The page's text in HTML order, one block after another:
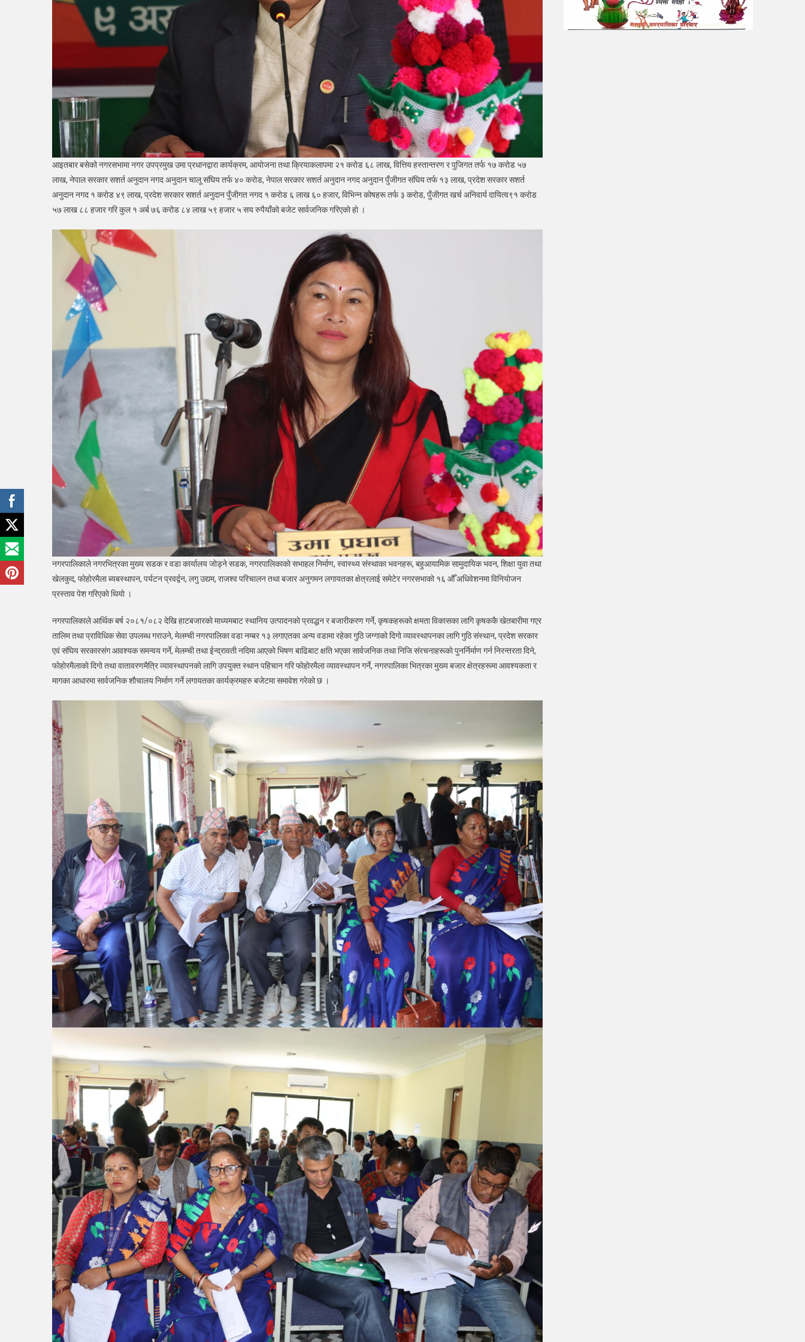
आइतबार बसेको नगरसभामा नगर उपप्रमुख उमा प्रधानद्वारा कार्यक्रम, आयाेजना तथा क्रियाकलापमा २१ कराेड ६८ लाख, वित्तिय हस्तान्तरण र पुजिगत तर्फ १७ कराेड ५७
लाख, नेपाल सरकार सशर्त अनुदान नगद अनुदान चालू संघिय तर्फ ४० कराेड, नेपाल सरकार सशर्त अनुदान नगद अनुदान पुँजीगत संघिय तर्फ १३ लाख, प्रदेश सरकार सशर्त
अनुदान नगद १ कराेड ४९ लाख, प्रदेश सरकार सशर्त अनुदान पुँजीगत नगद १ कराेड ६ लाख ६० हजार, विभिन्न काेषहरू तर्फ ३ कराेड, पुँजीगत खर्च अनिवार्य दायित्व९१ कराेड
५७ लाख ८८ हजार गरि कुल १ अर्ब ७६ करोड ८४ लाख ५९ हजार ५ सय रुपैयाँको बजेट सार्वजनिक गरिएकाे हाे ।
नगरपालिकाले नगरभित्रका मुख्य सडक र वडा कार्यालय जाेड्ने सडक, नगरपालिकाकाे सभाहल निर्माण, स्वास्थ्य संस्थाका भवनहरू, बहुआयामिक सामुदायिक भवन, शिक्षा युवा तथा
खेलकुद, फाेहाेरमैला ब्यबस्थापन, पर्यटन प्रवर्द्वन, लगु उद्यम, राजश्व परिचालन तथा बजार अनुगमन लगायतका क्षेत्रलाई समेटेर नगरसभाकाे १६ औँ अधिवेशनमा विनियाेजन
प्रस्ताव पेश गरिएकाे थियाे ।
नगरपालिकाले आर्थिक बर्ष २०८१/०८२ देखि हाटबजारकाे माध्यमबाट स्थानिय उत्पादनकाे प्रवद्धन र बजारीकरण गर्ने, कृषकहरूकाे क्षमता विकासका लागि कृषककै खेतबारीमा गएर
तालिम तथा प्राविधिक सेवा उपलब्ध गराउने, मेलम्ची नगरपालिका वडा नम्बर १३ लगाएतका अन्य वडामा रहेका गुठि जग्गाको दिगाे व्यावस्थापनका लागि गुठि संस्थान, प्रदेश सरकार
एवं संघिय सरकारसंग आवश्यक समन्वय गर्ने, मेलम्ची तथा ईन्द्रावती नदिमा आएकाे भिषण बाढिबाट क्षति भएका सार्वजनिक तथा निजि संरचनाहरूकाे पुनर्निर्माण गर्न निरन्तरता दिने,
फाेहाेरमैलाकाे दिगाे तथा वातावरणमैत्रि व्यावस्थापनकाे लागि उपयुक्त स्थान पहिचान गरि फाेहाेरमैला व्यावस्थापन गर्ने, नगरपालिका भित्रका मुख्य बजार क्षेत्रहरूमा आवश्यकता र
मागका आधारमा सार्वजनिक शाैचालय निर्माण गर्ने लगायतका कार्यक्रमहरु बजेटमा समावेश गरेको छ ।